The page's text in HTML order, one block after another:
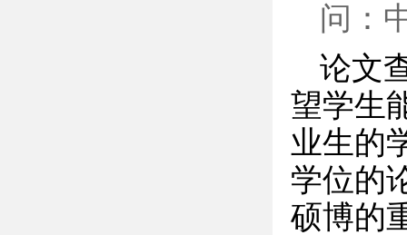
问：
论文
望学生
业生的
学位的
硕博的